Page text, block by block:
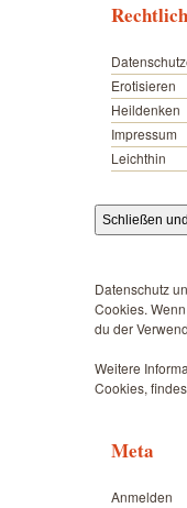
Erotisieren
Heildenken
Impressum
Leichthin
Datenschutz
Cookies.
du der
Weitere
Cookies,
Meta
Anmelden